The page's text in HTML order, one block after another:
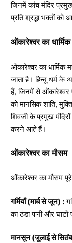
जिनमें कांच मंदिर
प्रति श्रद्धा भक्तों को
ओंकारेश्वर का
ओंकारेश्वर का धार्मिक
जाता है। हिन्दू धर्म के
हैं, जिनमें से ओंकारेश्वर
को मानसिक शांति,
शिवजी के प्रमुख मंदिरों
करने आते हैं।
ओंकारेश्वर का मौसम
ओंकारेश्वर का मौसम
गर्मियाँ (मार्च से जून) :
का ठंडा पानी और
मानसून (जुलाई से